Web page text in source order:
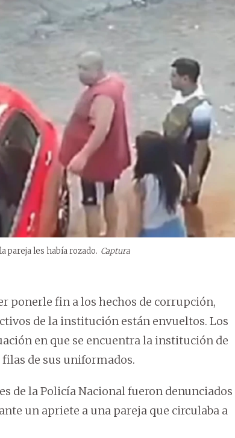
pareja les había rozado. Captura
ponerle fin a los hechos de corrupción,
de la institución están envueltos. Los
en que se encuentra la institución de
de sus uniformados.
de la Policía Nacional fueron denunciados
un apriete a una pareja que circulaba a